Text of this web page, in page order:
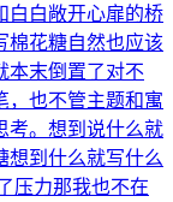
白白敞开心扉的桥
棉花糖自然也应该
本末倒置了对不
，也不管主题和寓
考。想到说什么就
想到什么就写什么
压力那我也不在